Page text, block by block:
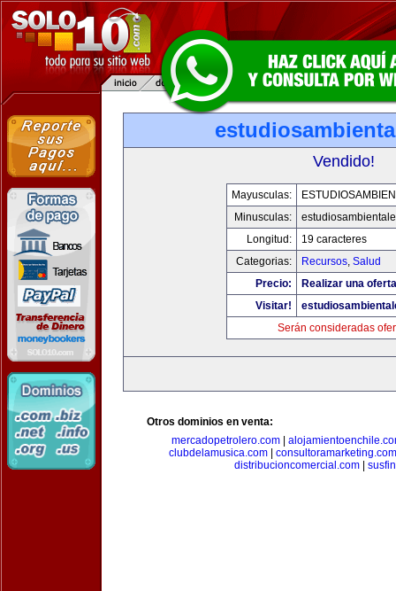
Vendido!
Mayusculas:
Minusculas:
Longitud:
19 caracteres
Categorias:
Recursos, Salud
Precio:
Realizar una
Visitar!
Serán consideradas
Otros dominios en venta:
mercadopetrolero.com|
clubdelamusica.com
consultoramarketing.com
distribucioncomercial.com